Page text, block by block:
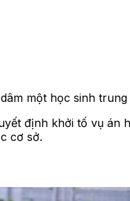
một học sinh
định khởi tố vụ
cơ sở.